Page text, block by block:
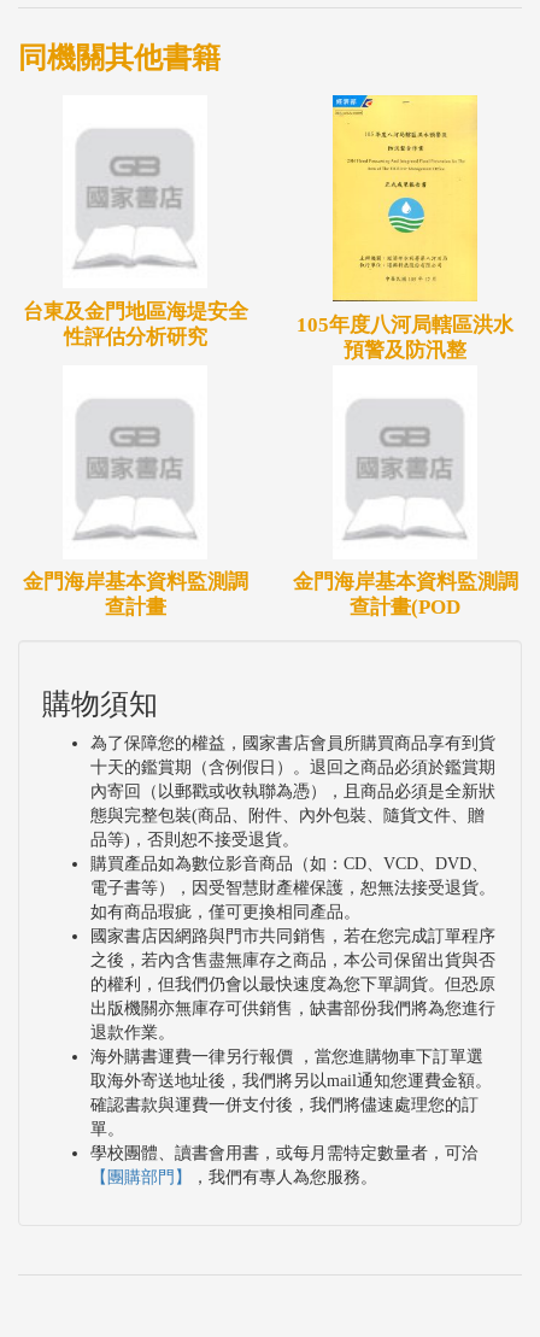
(一)方案一：地工沙腸潛堤，以地工織布加工成圓周
4.3m、高度約0.8m、單條長度為50m，底床鋪設防掏
工沙腸，總長度約5,500公尺。初估之營造經費約
2,255萬元，每年維護費用約68萬元。
(二)方案二：地工沙腸潛堤配合人工養灘，地工沙腸
平面佈置位置如同方案一。初估之營造經費約4,675
萬元，每年維護費用約141萬元。
同機關其他書籍
台東及金門地區海堤安全
性評估分析研究
105年度八河局轄區洪水
預警及防汛整
金門海岸基本資料監測調
查計畫
金門海岸基本資料監測調
查計畫(POD
購物須知
為了保障您的權益，國家書店會員所購買商品享有到貨
十天的鑑賞期（含例假日）。退回之商品必須於鑑賞期
內寄回（以郵戳或收執聯為憑），且商品必須是全新狀
態與完整包裝(商品、附件、內外包裝、隨貨文件、贈
品等)，否則恕不接受退貨。
購買產品如為數位影音商品（如：CD、VCD、DVD、
電子書等），因受智慧財產權保護，恕無法接受退貨。
如有商品瑕疵，僅可更換相同產品。
國家書店因網路與門市共同銷售，若在您完成訂單程序
之後，若內含售盡無庫存之商品，本公司保留出貨與否
的權利，但我們仍會以最快速度為您下單調貨。但恐原
出版機關亦無庫存可供銷售，缺書部份我們將為您進行
退款作業。
海外購書運費一律另行報價 ，當您進購物車下訂單選
取海外寄送地址後，我們將另以mail通知您運費金額。
確認書款與運費一併支付後，我們將儘速處理您的訂
單。
學校團體、讀書會用書，或每月需特定數量者，可洽
【團購部門】
，我們有專人為您服務。